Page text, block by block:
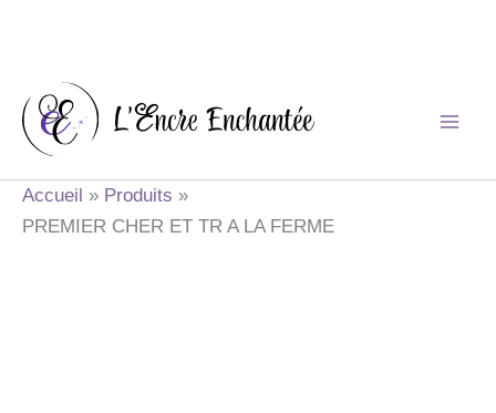
contenu
Accueil
Produits
PREMIER CHER ET TR A LA FERME